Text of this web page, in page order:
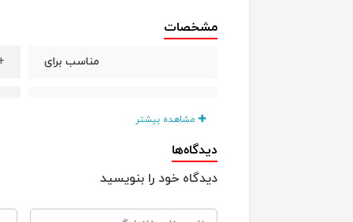
مشخصات
مناسب برای +4
مشاهده بیشتر
دیدگاه‌ها
دیدگاه خود را بنویسید